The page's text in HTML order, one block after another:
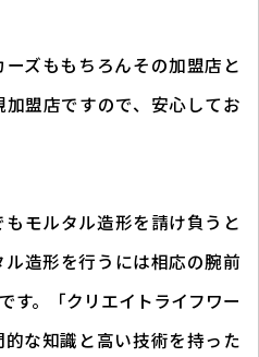
ズももちろんその加盟店と
盟店ですので、安心してお
モルタル造形を請け負うと
造形を行うには相応の腕前
す。「クリエイトライフワー
な知識と高い技術を持った